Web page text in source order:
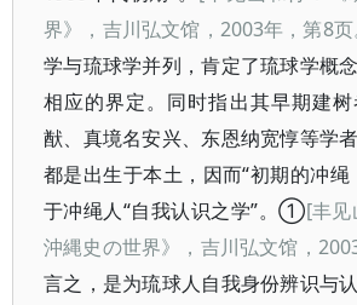
界》，吉川弘文馆，2003年，第8
学与琉球学并列，肯定了琉球学概
相应的界定。同时指出其早期建
猷、真境名安兴、东恩纳宽惇等学
都是出生于本土，因而“初期的冲绳
于冲绳人“自我认识之学”。①[丰见
沖縄史の世界》，吉川弘文馆，
言之，是为琉球人自我身份辨识与